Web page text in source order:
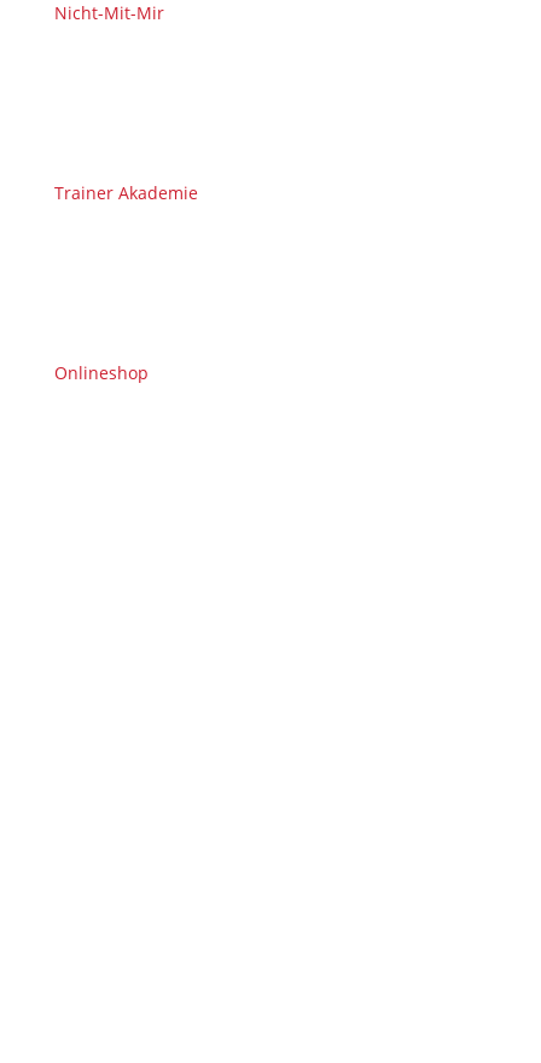
Nicht-Mit-Mir
Trainer Akademie
Onlineshop